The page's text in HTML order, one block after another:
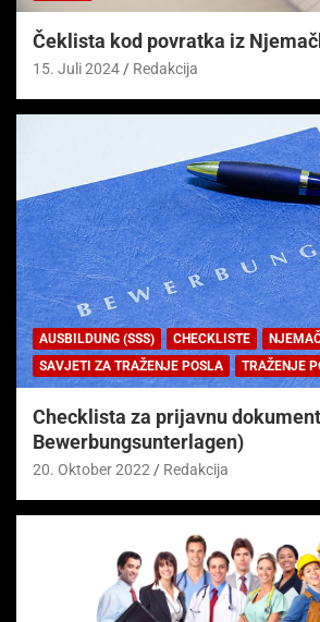
Čeklista kod povratka iz
15. Juli 2024 Redakcija
AUSBILDUNG (SSS) CHECKLISTE
SAVJETI ZA TRAŽENJE POSLA
TRAŽENJE
Checklista za prijavnu
Bewerbungsunterlagen)
20. Oktober 2022 Redakcija